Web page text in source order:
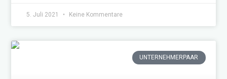
5. Juli 2021 Keine Kommentare
UNTERNEHMERPAAR